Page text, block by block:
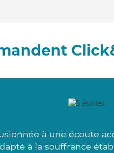
à une écoute
à la souffrance